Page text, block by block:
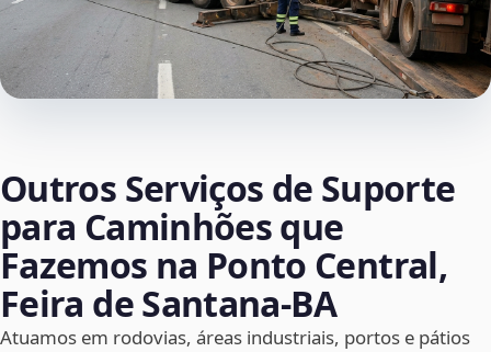
Outros Serviços de Suporte
para Caminhões que
Fazemos na Ponto Central,
Feira de Santana‑BA
Atuamos em rodovias, áreas industriais, portos e pátios